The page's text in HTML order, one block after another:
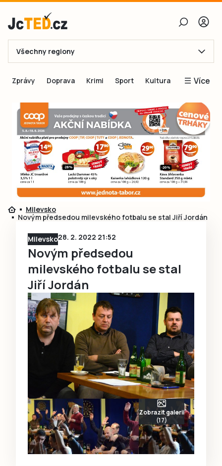
E-mail
Obnovit heslo
Přihlásit se
Přihlásit se přes Facebook
Ještě nemám účet, chci seRegistrovat
Všechny regiony
Zprávy Doprava Krimi Sport Kultura Více
Inspirace
Čtenáři píší
Speciální přílohy
Inzerce
Milevsko
Novým předsedou milevského fotbalu se stal Jiří Jordán
Milevsko28. 2. 2022 21:52
Novým předsedou
milevského fotbalu se stal
Jiří Jordán
Zobrazit galerii
(17)